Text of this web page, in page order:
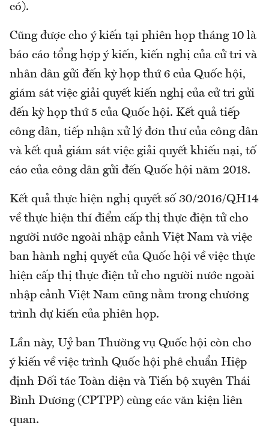
có).
Cũng được cho ý kiến tại phiên họp tháng 10 là
báo cáo tổng hợp ý kiến, kiến nghị của cử tri và
nhân dân gửi đến kỳ họp thứ 6 của Quốc hội,
giám sát việc giải quyết kiến nghị của cử tri gửi
đến kỳ họp thứ 5 của Quốc hội. Kết quả tiếp
công dân, tiếp nhận xử lý đơn thư của công dân
và kết quả giám sát việc giải quyết khiếu nại, tố
cáo của công dân gửi đến Quốc hội năm 2018.
Kết quả thực hiện nghị quyết số 30/2016/QH14
về thực hiện thí điểm cấp thị thực điện tử cho
người nước ngoài nhập cảnh Việt Nam và việc
ban hành nghị quyết của Quốc hội về việc thực
hiện cấp thị thực điện tử cho người nước ngoài
nhập cảnh Việt Nam cũng nằm trong chương
trình dự kiến của phiên họp.
Lần này, Uỷ ban Thường vụ Quốc hội còn cho
ý kiến về việc trình Quốc hội phê chuẩn Hiệp
định Đối tác Toàn diện và Tiến bộ xuyên Thái
Bình Dương (CPTPP) cùng các văn kiện liên
quan.